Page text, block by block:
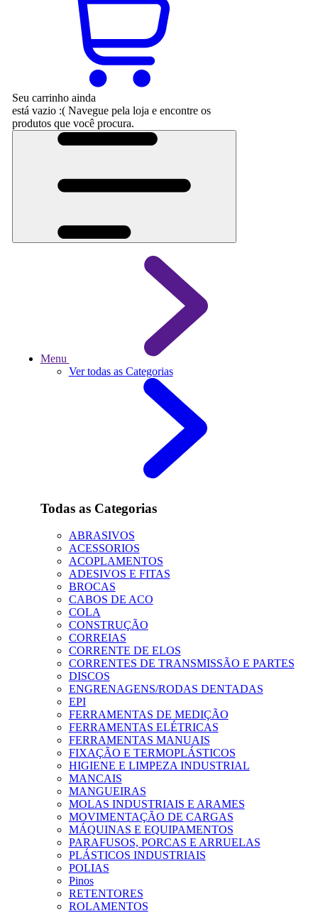
Seu carrinho ainda
está vazio :( Navegue pela loja e encontre os
produtos que você procura.
Menu
Ver todas as Categorias
Todas as Categorias
ABRASIVOS
ACESSORIOS
ACOPLAMENTOS
ADESIVOS E FITAS
BROCAS
CABOS DE ACO
COLA
CONSTRUÇÃO
CORREIAS
CORRENTE DE ELOS
CORRENTES DE TRANSMISSÃO E PARTES
DISCOS
ENGRENAGENS/RODAS DENTADAS
EPI
FERRAMENTAS DE MEDIÇÃO
FERRAMENTAS ELÉTRICAS
FERRAMENTAS MANUAIS
FIXAÇÃO E TERMOPLÁSTICOS
HIGIENE E LIMPEZA INDUSTRIAL
MANCAIS
MANGUEIRAS
MOLAS INDUSTRIAIS E ARAMES
MOVIMENTAÇÃO DE CARGAS
MÁQUINAS E EQUIPAMENTOS
PARAFUSOS, PORCAS E ARRUELAS
PLÁSTICOS INDUSTRIAIS
POLIAS
Pinos
RETENTORES
ROLAMENTOS